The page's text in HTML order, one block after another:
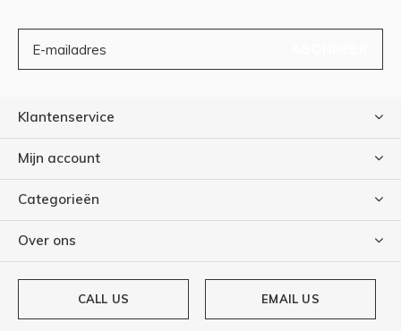
Klantenservice
Mijn account
Categorieën
Over ons
CALL US EMAIL US